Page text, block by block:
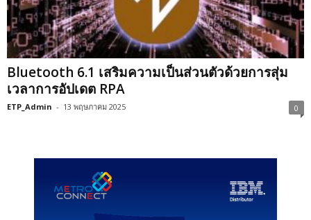
Bluetooth 6.1 เสริมความเป็นส่วนตัวด้วยการสุ่ม
เวลาการอัปเดต RPA
ETP_Admin - 13 พฤษภาคม 2025 0